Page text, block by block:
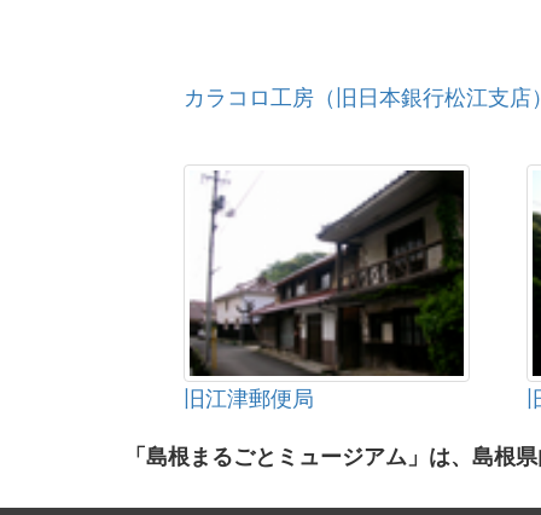
カラコロ工房（旧日本銀行松江支店
旧江津郵便局
「島根まるごとミュージアム」は、島根